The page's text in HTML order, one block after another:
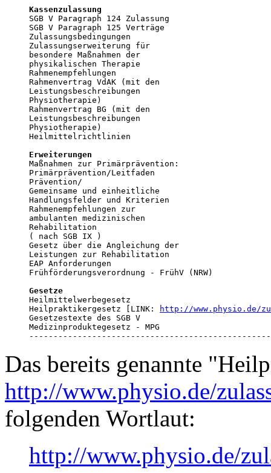
Kassenzulassung
SGB V Paragraph 124 Zulassung
SGB V Paragraph 125 Verträge
Zulassungsbedingungen
Zulassungserweiterung für
besondere Maßnahmen der
physikalischen Therapie
Rahmenempfehlungen
Rahmenvertrag VdAK (mit den
Leistungsbeschreibungen
Physiotherapie)
Rahmenvertrag BG (mit den
Leistungsbeschreibungen
Physiotherapie)
Heilmittelrichtlinien
Erweiterungen
Maßnahmen zur Primärprävention:
Primärprävention/Leitfaden
Prävention/
Gemeinsame und einheitliche
Handlungsfelder und Kriterien
Rahmenempfehlungen zur
ambulanten medizinischen
Rehabilitation
( nach SGB IX )
Gesetz über die Angleichung der
Leistungen zur Rehabilitation
EAP Anforderungen
Frühförderungsverordnung - FrühV (NRW)
Gesetze
Heilmittelwerbegesetz
Heilpraktikergesetz [LINK:
http://www.physio.de/
Gesetzestexte des SGB V
Medizinproduktegesetz - MPG
Das bereits genannte
http://www.physio.de/
folgenden Wortlaut:
http://www.physio.de/